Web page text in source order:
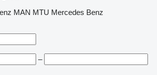
MAN MTU Mercedes Benz
–